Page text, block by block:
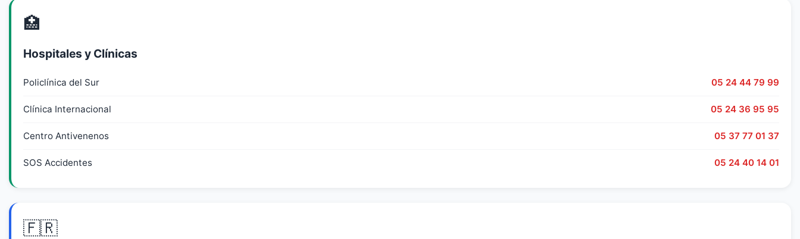
🏥
Hospitales y Clínicas
Policlínica del Sur 05 24 44 79 99
Clínica Internacional 05 24 36 95 95
Centro Antivenenos 05 37 77 01 37
SOS Accidentes 05 24 40 14 01
🇫🇷